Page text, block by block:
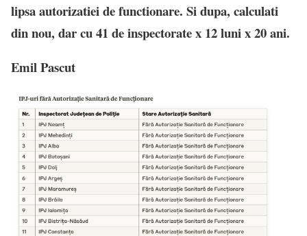
lipsa autorizatiei de functionare. Si dupa, calculati
din nou, dar cu 41 de inspectorate x 12 luni x 20 ani.
Emil Pascut